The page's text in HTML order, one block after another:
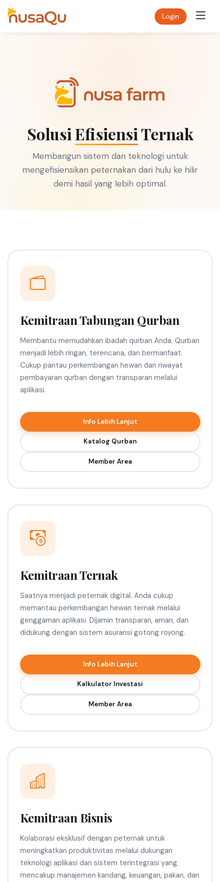
Login
SolusiEfisiensiTernak
Membangun sistem dan teknologi untuk
mengefisiensikan peternakan dari hulu ke hilir
demi hasil yang lebih optimal.
Kemitraan Tabungan Qurban
Membantu memudahkan ibadah qurban Anda. Qurban
menjadi lebih ringan, terencana, dan bermanfaat.
Cukup pantau perkembangan hewan dan riwayat
pembayaran qurban dengan transparan melalui
aplikasi.
Info Lebih Lanjut
Katalog Qurban
Member Area
Kemitraan Ternak
Saatnya menjadi peternak digital. Anda cukup
memantau perkembangan hewan ternak melalui
genggaman aplikasi. Dijamin transparan, aman, dan
didukung dengan sistem asuransi gotong royong.
Info Lebih Lanjut
Kalkulator Investasi
Member Area
Kemitraan Bisnis
Kolaborasi eksklusif dengan peternak untuk
meningkatkan produktivitas melalui dukungan
teknologi aplikasi dan sistem terintegrasi yang
mencakup manajemen kandang, keuangan, pakan, dan